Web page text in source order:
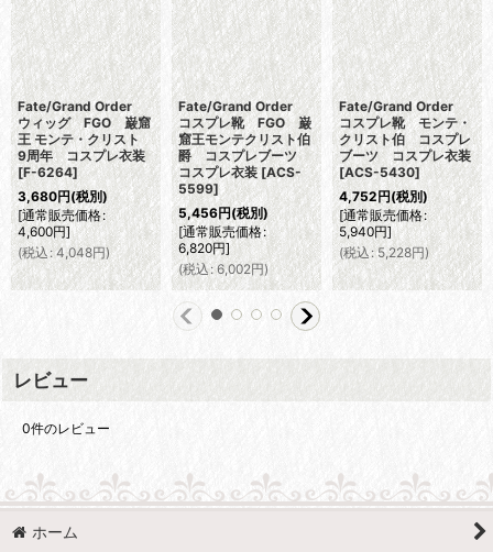
Fate/Grand Order
ウィッグ FGO 巌窟
王 モンテ・クリスト
9周年 コスプレ衣装
[F-6264]
3,680円(税別)
[通常販売価格:
4,600円]
(税込 : 4,048円)
Fate/Grand Order
コスプレ靴 FGO 巌
窟王モンテクリスト伯
爵 コスプレブーツ
コスプレ衣装 [ACS-
5599]
5,456円(税別)
[通常販売価格:
6,820円]
(税込: 6,002円)
Fate/Grand Order
コスプレ靴 モンテ・
クリスト伯 コスプレ
ブーツ コスプレ衣装
[ACS-5430]
4,752円(税別)
[通常販売価格:
5,940円]
(税込 : 5,228円)
レビュー
0件のレビュー
ホーム